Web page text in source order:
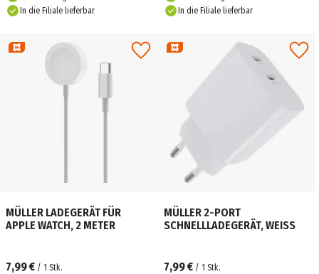
In die Filiale lieferbar
In die Filiale lieferbar
MÜLLER LADEGERÄT FÜR
APPLE WATCH, 2 METER
7,99 € / 1 Stk.
MÜLLER 2-PORT
SCHNELLLADEGERÄT, WEISS
7,99 € / 1 Stk.